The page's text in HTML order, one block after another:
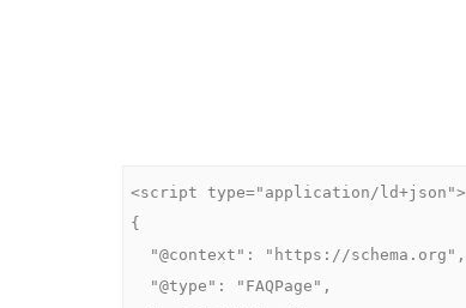
<script type="application/ld+json">
{